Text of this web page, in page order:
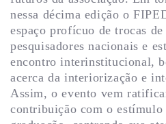
nessa décima edição o
espaço profícuo de trocas
pesquisadores nacionais e
encontro interinstitucional,
acerca da interiorização e
Assim, o evento vem
contribuição com o estímulo